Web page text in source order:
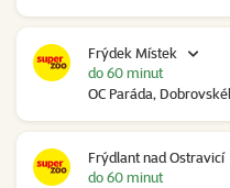
Frýdek Místek
OC Paráda,
do 60 minut
Frýdlant nad Ostravicí
do 60 minut